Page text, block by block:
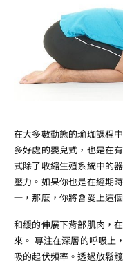
在大多數動態的瑜珈課程
多好處的嬰兒式，也是在
式除了收縮生殖系統中的
壓力。如果你也是在經期
一，那麼，你將會愛上這
和緩的伸展下背部肌肉，
來。 專注在深層的呼吸上
吸的起伏頻率。透過放鬆